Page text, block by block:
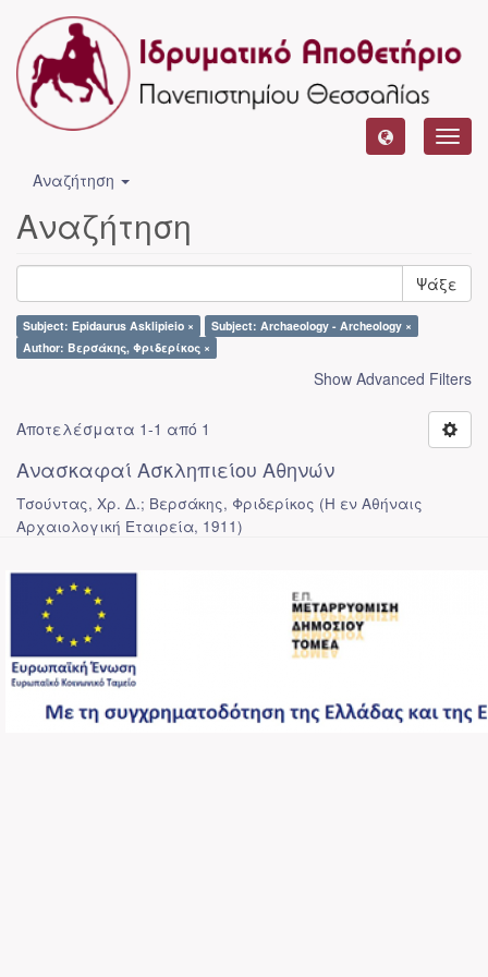
Αναζήτηση
Αναζήτηση
Ψάξε
Subject: Epidaurus Asklipieio ×
Subject: Archaeology - Archeology ×
Author: Βερσάκης, Φριδερίκος ×
Show Advanced Filters
Αποτελέσματα 1-1 από 1
Ανασκαφαί Ασκληπιείου Αθηνών
Τσούντας, Χρ. Δ.; Βερσάκης, Φριδερίκος (Η εν Αθήναις
Αρχαιολογική Εταιρεία, 1911)